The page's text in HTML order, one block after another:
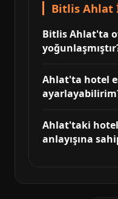
Bitlis Ahlat
Bitlis Ahlat'ta
Ahlat'ta hotel
Ahlat'taki hotel
anlayışına